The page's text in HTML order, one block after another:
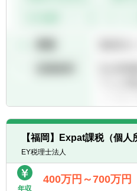
【福岡】Expat課税（個
EY税理士法人
年収
400万円～700万円